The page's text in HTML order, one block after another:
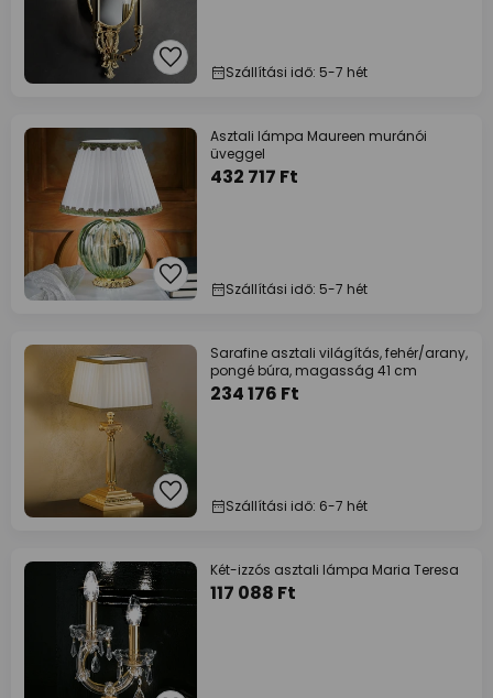
Szállítási idő: 5-7 hét
Asztali lámpa Maureen muránói
üveggel
432 717 Ft
Szállítási idő: 5-7 hét
Sarafine asztali világítás, fehér/arany,
pongé búra, magasság 41 cm
234 176 Ft
Szállítási idő: 6-7 hét
Két-izzós asztali lámpa Maria Teresa
117 088 Ft